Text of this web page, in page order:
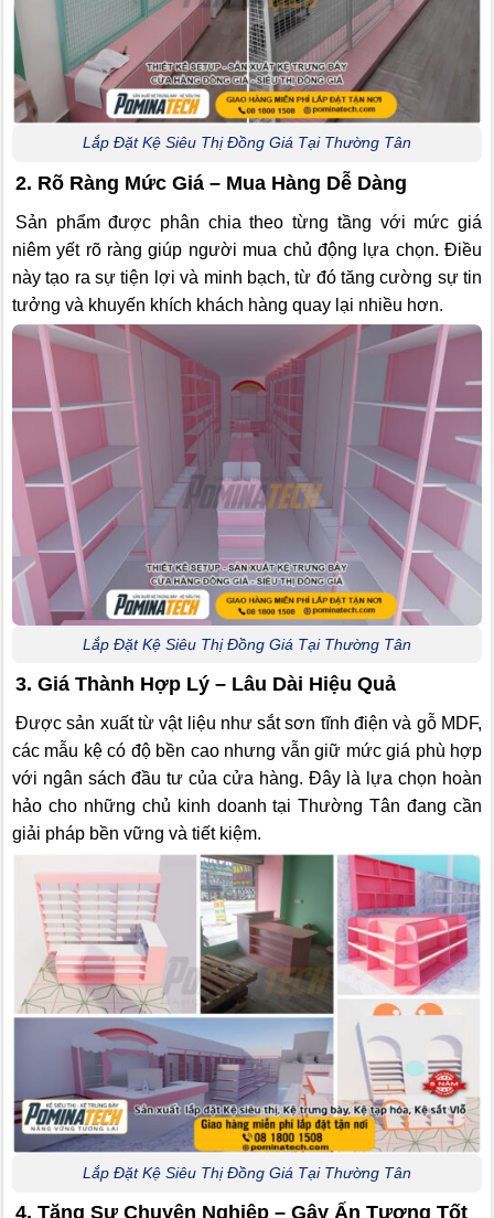
Lắp Đặt Kệ Siêu Thị Đồng Giá Tại Thường Tân
2. Rõ Ràng Mức Giá – Mua Hàng Dễ Dàng
Sản phẩm được phân chia theo từng tầng với mức giá
niêm yết rõ ràng giúp người mua chủ động lựa chọn. Điều
này tạo ra sự tiện lợi và minh bạch, từ đó tăng cường sự tin
tưởng và khuyến khích khách hàng quay lại nhiều hơn.
Lắp Đặt Kệ Siêu Thị Đồng Giá Tại Thường Tân
3. Giá Thành Hợp Lý – Lâu Dài Hiệu Quả
Được sản xuất từ vật liệu như sắt sơn tĩnh điện và gỗ MDF,
các mẫu kệ có độ bền cao nhưng vẫn giữ mức giá phù hợp
với ngân sách đầu tư của cửa hàng. Đây là lựa chọn hoàn
hảo cho những chủ kinh doanh tại Thường Tân đang cần
giải pháp bền vững và tiết kiệm.
Lắp Đặt Kệ Siêu Thị Đồng Giá Tại Thường Tân
4. Tăng Sự Chuyên Nghiệp – Gây Ấn Tượng Tốt